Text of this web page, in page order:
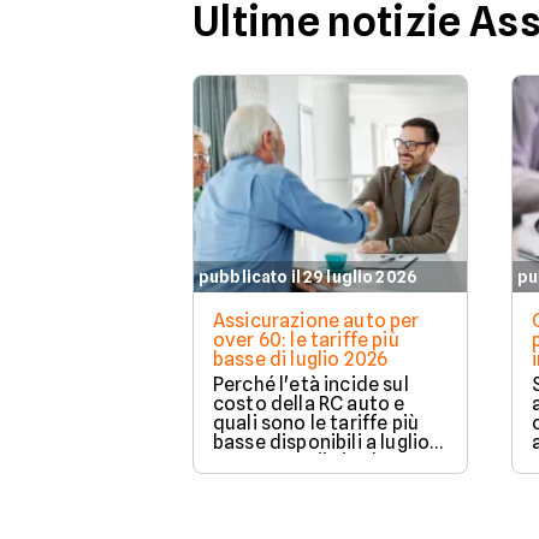
Ultime notizie
pubblicato il 29 luglio 2026
Assicurazione auto per
over 60: le tariffe più
basse di luglio 2026
Perché l'età incide sul
costo della RC auto e
quali sono le tariffe più
basse disponibili a luglio
2026 su Facile.it, da
106,32€ annui.